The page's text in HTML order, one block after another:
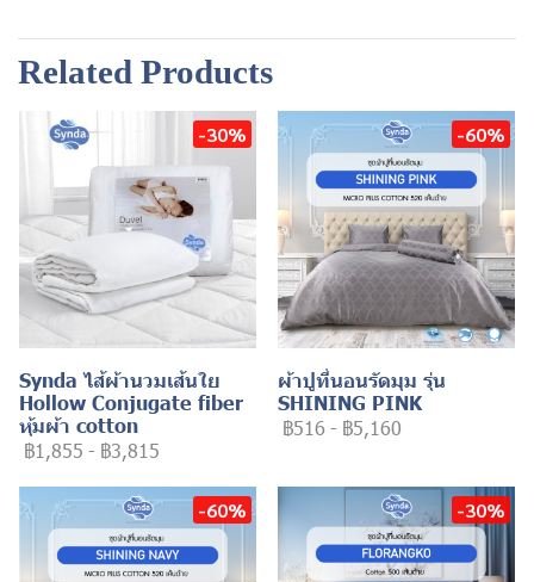
Related Products
-30%
Synda ไส้ผ้านวมเส้นใย
Hollow Conjugate fiber
หุ้มผ้า cotton
฿1,855 - ฿3,815
-60%
ผ้าปูที่นอนรัดมุม รุ่น
SHINING PINK
฿516 - ฿5,160
-60% -30%